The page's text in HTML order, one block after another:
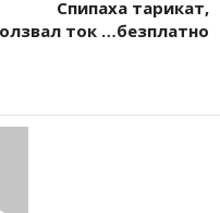
Спипаха тарикат,
ток …безплатно